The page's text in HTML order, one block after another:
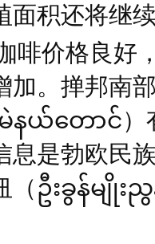
面积还将继
啡价格良好
加。掸邦
နယ်တောင်）
息是勃欧民
（ဦးခွန်မျိုး